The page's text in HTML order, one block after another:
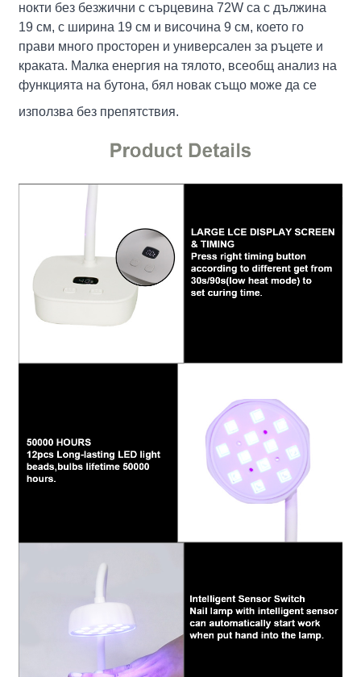
нокти без безжични с сърцевина 72W са с дължина
19 см, с ширина 19 см и височина 9 см, което го
прави много просторен и универсален за ръцете и
краката. Малка енергия на тялото, всеобщ анализ на
функцията на бутона, бял новак също може да се
използва без препятствия.